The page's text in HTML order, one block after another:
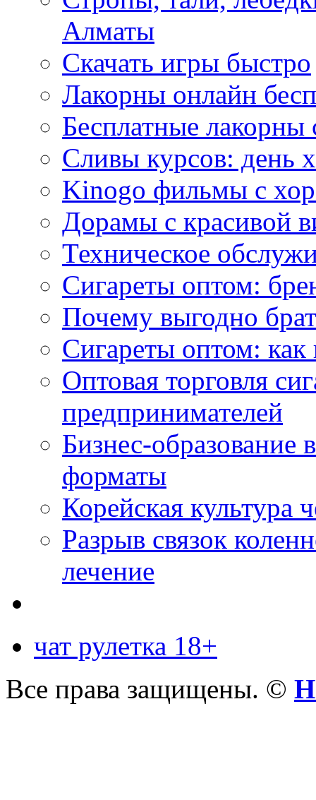
Алматы
Скачать игры быстро
Лакорны онлайн
Бесплатные лакорны
Сливы курсов: день
Kinogo фильмы с
Дорамы с красивой
Техническое
Сигареты оптом:
Почему выгодно
Сигареты оптом: как
Оптовая торговля
предпринимателей
Бизнес-образование
форматы
Корейская культура
Разрыв связок
лечение
чат рулетка 18+
Все права защищены. ©